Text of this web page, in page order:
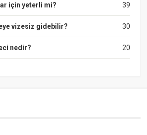
39
için yeterli mi?
30
vizesiz gidebilir?
20
nedir?